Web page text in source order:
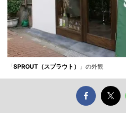
「SPROUT（スプラウト） 」の外観